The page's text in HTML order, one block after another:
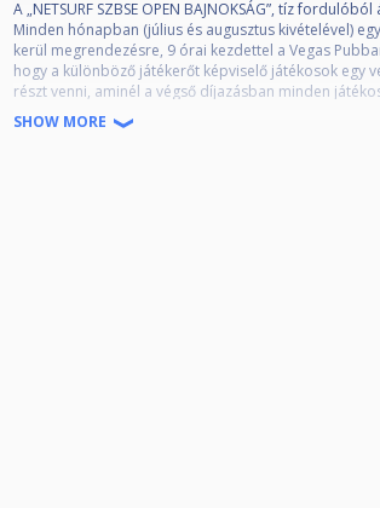
A „NETSURF SZBSE OPEN BAJNOKSÁG”, tíz
Minden hónapban (július és augusztus kivételével)
kerül megrendezésre, 9 órai kezdettel a Vegas
hogy a különböző játékerőt képviselő játékosok egy
részt venni, aminél a végső díjazásban minden
legyen valamilyen értékes díjat nyerni, ne csak a
legjobbaknak.
SHOW MORE